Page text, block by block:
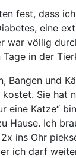
fest, dass
eine
war völlig
in der
Bangen und
Sie hat
eine Katze“
Hause. Ich
ins Ohr
ich darf